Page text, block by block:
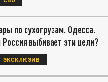
по сухогрузам. Одесса.
выбивает эти цели?
ЭКСКЛЮЗИВ